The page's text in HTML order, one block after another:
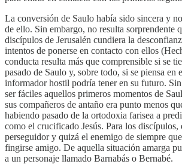
La conversión de Saulo había sido sincera y
de ello. Sin embargo, no resulta sorprendente
discípulos de Jerusalén cundiera la
intentos de ponerse en contacto con ellos
conducta resulta más que comprensible si se
pasado de Saulo y, sobre todo, si se piensa en
informador hostil podría tener en su futuro.
ser fáciles aquellos primeros momentos de
sus compañeros de antaño era punto menos
habiendo pasado de la ortodoxia farisea a
como el crucificado Jesús. Para los discípulos,
perseguidor y quizá el enemigo de siempre
fingirse amigo. De aquella situación amarga
a un personaje llamado Barnabás o Bernabé.